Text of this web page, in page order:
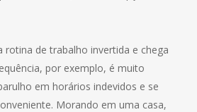
rotina de trabalho invertida e chega
por exemplo, é muito
em horários indevidos e se
Morando em uma casa,